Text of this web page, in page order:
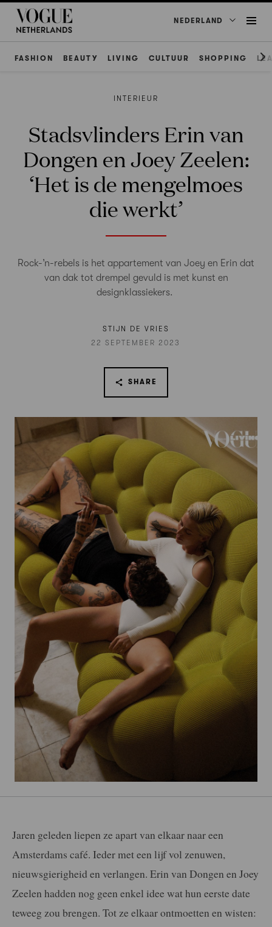
NEDERLAND
FASHION BEAUTY LIVING CULTUUR SHOPPING
INTERIEUR
Stadsvlinders Erin van
Dongen en Joey Zeelen:
‘Het is de mengelmoes
die werkt’
Rock-’n-rebels is het appartement van Joey en Erin dat
van dak tot drempel gevuld is met kunst en
designklassiekers.
STIJN DE VRIES
22 SEPTEMBER 2023
SHARE
Jaren geleden liepen ze apart van elkaar naar een
Amsterdams café. Ieder met een lijf vol zenuwen,
nieuwsgierigheid en verlangen. Erin van Dongen en Joey
Zeelen hadden nog geen enkel idee wat hun eerste date
teweeg zou brengen. Tot ze elkaar ontmoetten en wisten: